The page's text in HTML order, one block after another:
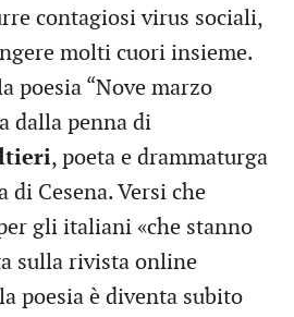
contagiosi virus sociali,
molti cuori insieme.
poesia “Nove marzo
dalla penna di
, poeta e drammaturga
di Cesena. Versi che
gli italiani «che stanno
sulla rivista online
poesia è diventa subito